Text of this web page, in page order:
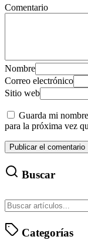
Comentario
Nombre
Correo electrónico
Sitio web
Guarda mi
para la próxima vez
Buscar
Categorías